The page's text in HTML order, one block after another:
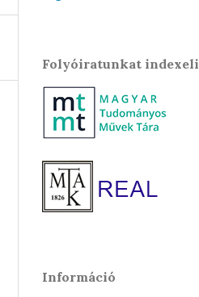
Folyóiratunkat indexeli
Információ